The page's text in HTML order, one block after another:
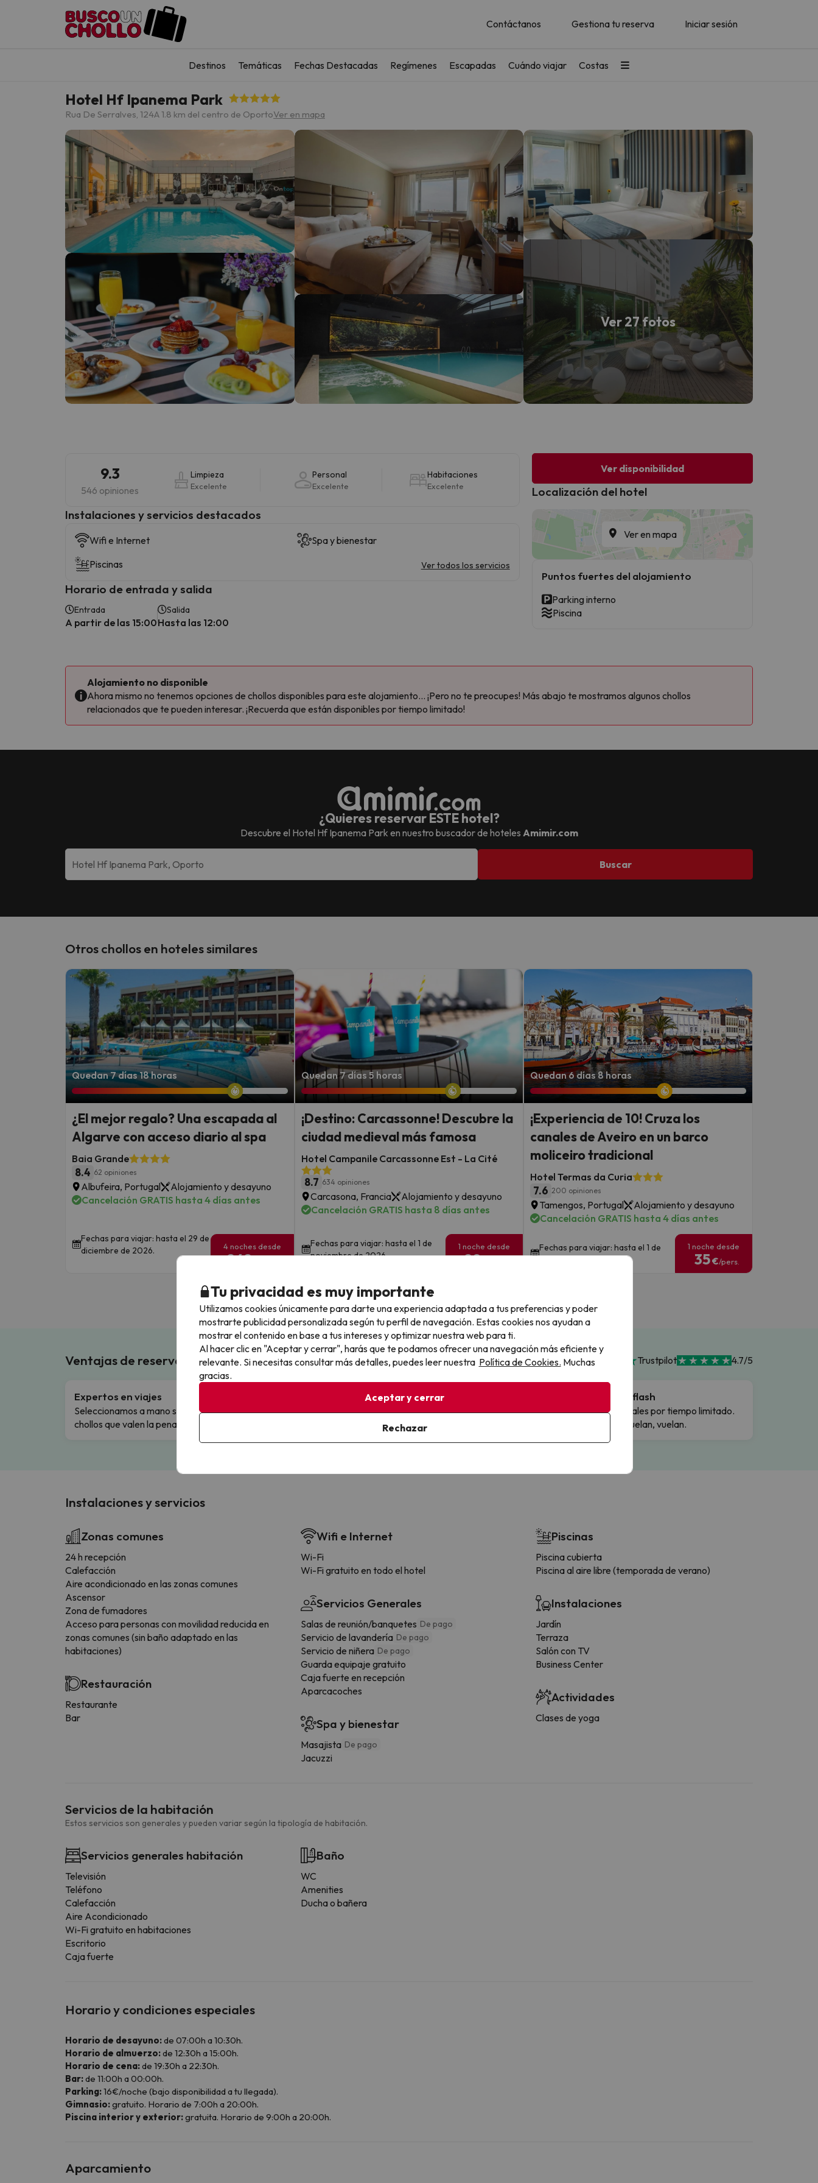
Contáctanos Gestiona tu reserva Iniciar sesión
Destinos Temáticas Fechas Destacadas Regímenes Escapadas Cuándo viajar Costas
Hotel Hf Ipanema Park
Rua De Serralves, 124A 1.8 km del centro de OportoVer en mapa
Ver 27 fotos
9.3
546 opiniones
Limpieza
Excelente
Personal
Excelente
Habitaciones
Excelente
Instalaciones y servicios destacados
Wifi e Internet
Spa y bienestar
Piscinas
Ver todos los servicios
Horario de entrada y salida
Entrada
A partir de las 15:00
Salida
Hasta las 12:00
Ver disponibilidad
Localización del hotel
Ver en mapa
Puntos fuertes del alojamiento
Parking interno
Piscina
Alojamiento no disponible
Ahora mismo no tenemos opciones de chollos disponibles para este alojamiento... ¡Pero no te preocupes! Más abajo te mostramos algunos chollos
relacionados que te pueden interesar. ¡Recuerda que están disponibles por tiempo limitado!
¿Quieres reservar ESTE hotel?
Descubre el Hotel Hf Ipanema Park en nuestro buscador de hoteles Amimir.com
Buscar
Otros chollos en hoteles similares
Quedan 7 días 18 horas
¿El mejor regalo? Una escapada al
Algarve con acceso diario al spa
Baia Grande
8.4 62 opiniones
Albufeira, Portugal
Alojamiento y desayuno
Cancelación GRATIS hasta 4 días antes
Fechas para viajar: hasta el 29 de
diciembre de 2026.
4 noches desde
262
Quedan 7 días 5 horas
¡Destino: Carcassonne! Descubre la
ciudad medieval más famosa
Hotel Campanile Carcassonne Est - La Cité
8.7 634 opiniones
Carcasona, Francia
Alojamiento y desayuno
Cancelación GRATIS hasta 8 días antes
Fechas para viajar: hasta el 1 de
noviembre de 2026.
1 noche desde
29
Quedan 6 días 8 horas
¡Experiencia de 10! Cruza los
canales de Aveiro en un barco
moliceiro tradicional
Hotel Termas da Curia
7.6 200 opiniones
Tamengos, Portugal
Alojamiento y desayuno
Cancelación GRATIS hasta 4 días antes
Fechas para viajar: hasta el 1 de
1 noche desde
35€/pers.
Ver todos los chollos
Ventajas de reservar en Buscounchollo Trustpilot 4.7/5
Expertos en viajes
Seleccionamos a mano solo los
chollos que valen la pena.
Cancela sin complicaciones
Cambios y cancelaciones con total
Paga a tu ritmo
Fracciona o financia tu viaje.
Reserva ahora, paga luego.
Ofertas flash
Precios reales por tiempo limitado.
Cuando vuelan, vuelan.
Instalaciones y servicios
Zonas comunes
24 h recepción
Calefacción
Aire acondicionado en las zonas comunes
Ascensor
Zona de fumadores
Acceso para personas con movilidad reducida en
zonas comunes (sin baño adaptado en las
habitaciones)
Restauración
Restaurante
Bar
Wifi e Internet
Wi-Fi
Wi-Fi gratuito en todo el hotel
Servicios Generales
Salas de reunión/banquetes De pago
Servicio de lavandería De pago
Servicio de niñera De pago
Guarda equipaje gratuito
Caja fuerte en recepción
Aparcacoches
Spa y bienestar
Masajista De pago
Jacuzzi
Piscinas
Piscina cubierta
Piscina al aire libre (temporada de verano)
Instalaciones
Jardín
Terraza
Salón con TV
Business Center
Actividades
Clases de yoga
Servicios de la habitación
Estos servicios son generales y pueden variar según la tipología de habitación.
Servicios generales habitación
Televisión
Teléfono
Calefacción
Aire Acondicionado
Wi-Fi gratuito en habitaciones
Escritorio
Caja fuerte
Baño
WC
Amenities
Ducha o bañera
Horario y condiciones especiales
Horario de desayuno:de 07:00h a 10:30h.
Horario de almuerzo:de 12:30h a 15:00h.
Horario de cena:de 19:30h a 22:30h.
Bar:de 11:00h a 00:00h.
Parking:16€/noche (bajo disponibilidad a tu llegada).
Gimnasio:gratuito. Horario de 7:00h a 20:00h.
Piscina interior y exterior:gratuita. Horario de 9:00h a 20:00h.
Aparcamiento
Tu privacidad es muy importante
Utilizamos cookies únicamente para darte una experiencia adaptada a tus preferencias y poder
mostrarte publicidad personalizada según tu perfil de navegación. Estas cookies nos ayudan a
mostrar el contenido en base a tus intereses y optimizar nuestra web para ti.
Al hacer clic en "Aceptar y cerrar", harás que te podamos ofrecer una navegación más eficiente y
relevante. Si necesitas consultar más detalles, puedes leer nuestra Política de Cookies. Muchas
gracias.
Aceptar y cerrar
Rechazar